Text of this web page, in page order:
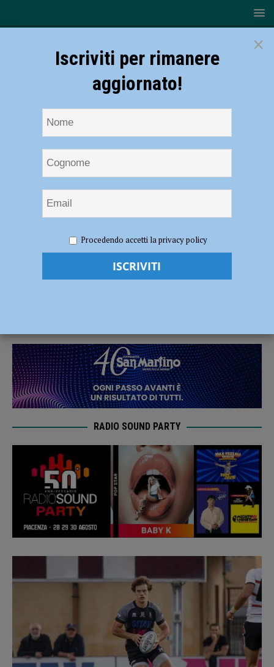
convocati con la Nazionale Rugby Seven
Rugby – Tre giocatori dei Lyons convocati
RADIO SOUND PARTY
×
Iscriviti per rimanere
aggiornato!
Procedendo accetti la privacy policy